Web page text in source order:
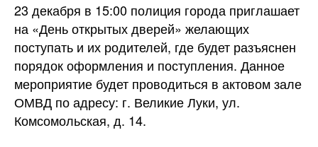
23 декабря в 15:00 полиция города приглашает
на «День открытых дверей» желающих
поступать и их родителей, где будет разъяснен
порядок оформления и поступления. Данное
мероприятие будет проводиться в актовом зале
ОМВД по адресу: г. Великие Луки, ул.
Комсомольская, д. 14.